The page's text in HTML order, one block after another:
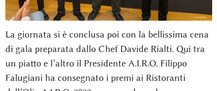
La giornata si è conclusa poi con la bellissima cena
di gala preparata dallo Chef Davide Rialti. Qui tra
un piatto e l’altro il Presidente A.I.R.O. Filippo
Falugiani ha consegnato i premi ai Ristoranti